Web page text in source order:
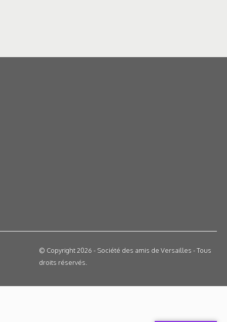
© Copyright 2026 - Société des amis de Versailles - Tous
droits réservés.